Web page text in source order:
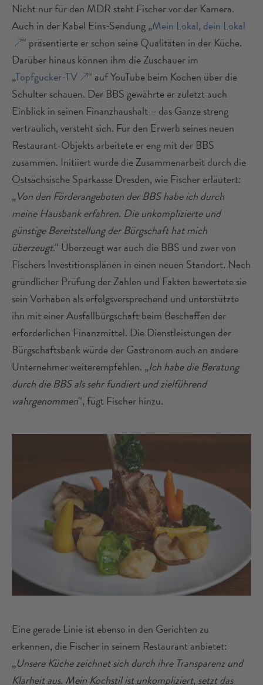
Nicht nur für den MDR steht Fischer vor der Kamera.
Auch in der Kabel Eins-Sendung „Mein Lokal, dein Lokal
“ präsentierte er schon seine Qualitäten in der Küche.
Darüber hinaus können ihm die Zuschauer im
„Topfgucker-TV
“ auf YouTube beim Kochen über die
Schulter schauen. Der BBS gewährte er zuletzt auch
Einblick in seinen Finanzhaushalt – das Ganze streng
vertraulich, versteht sich. Für den Erwerb seines neuen
Restaurant-Objekts arbeitete er eng mit der BBS
zusammen. Initiiert wurde die Zusammenarbeit durch die
Ostsächsische Sparkasse Dresden, wie Fischer erläutert:
„Von den Förderangeboten der BBS habe ich durch
meine Hausbank erfahren. Die unkomplizierte und
günstige Bereitstellung der Bürgschaft hat mich
überzeugt.“ Überzeugt war auch die BBS und zwar von
Fischers Investitionsplänen in einen neuen Standort. Nach
gründlicher Prüfung der Zahlen und Fakten bewertete sie
sein Vorhaben als erfolgsversprechend und unterstützte
ihn mit einer Ausfallbürgschaft beim Beschaffen der
erforderlichen Finanzmittel. Die Dienstleistungen der
Bürgschaftsbank würde der Gastronom auch an andere
Unternehmer weiterempfehlen. „Ich habe die Beratung
durch die BBS als sehr fundiert und zielführend
wahrgenommen“, fügt Fischer hinzu.
Eine gerade Linie ist ebenso in den Gerichten zu
erkennen, die Fischer in seinem Restaurant anbietet:
„Unsere Küche zeichnet sich durch ihre Transparenz und
Klarheit aus. Mein Kochstil ist unkompliziert, setzt das